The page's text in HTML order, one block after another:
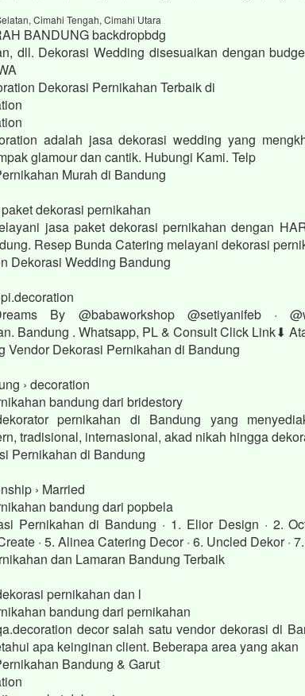
Cimahi Tengah, Cimahi Utara
BANDUNG backdropbdg
dll. Dekorasi Wedding disesuaikan dengan
Dekorasi Pernikahan Terbaik di
adalah jasa dekorasi wedding yang
glamour dan cantik. Hubungi Kami. Telp
Murah di Bandung
dekorasi pernikahan
jasa paket dekorasi pernikahan dengan
Resep Bunda Catering melayani dekorasi
Dekorasi Wedding Bandung
By @babaworkshop @setiyanifeb ·
Bandung . Whatsapp, PL & Consult Click Link⬇
Vendor Dekorasi Pernikahan di Bandung
› decoration
bandung dari bridestory
pernikahan di Bandung yang
tradisional, internasional, akad nikah hingga
Pernikahan di Bandung
› Married
bandung dari popbela
Pernikahan di Bandung · 1. Elior Design · 2.
· 5. Alinea Catering Decor · 6. Uncled Dekor · 7.
dan Lamaran Bandung Terbaik
pernikahan dan l
bandung dari pernikahan
decor salah satu vendor dekorasi di
apa keinginan client. Beberapa area yang akan
Bandung & Garut